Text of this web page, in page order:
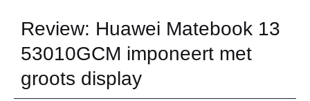
Review: Huawei Matebook 13
53010GCM imponeert met
groots display